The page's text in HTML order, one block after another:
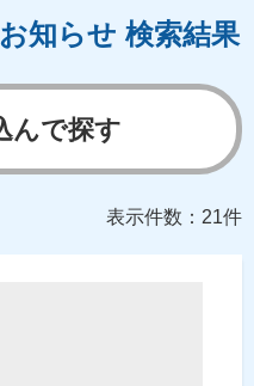
知らせ 検索結果
んで探す
表示件数：21件